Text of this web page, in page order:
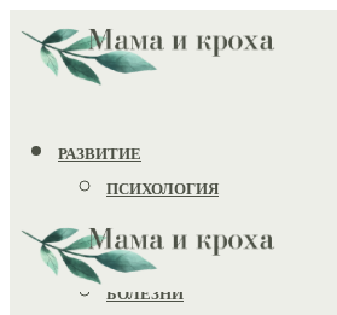
РАЗВИТИЕ
ПСИХОЛОГИЯ
ИГРУШКИ
ЗДОРОВЬЕ
БОЛЕЗНИ